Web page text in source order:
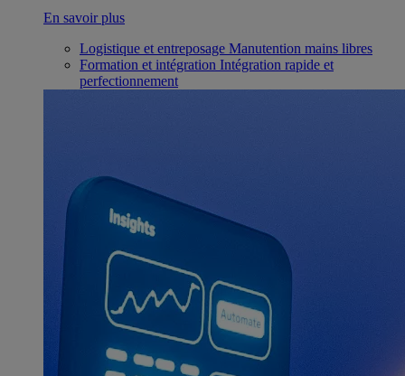
En savoir plus
Logistique et entreposage Manutention mains libres
Formation et intégration Intégration rapide et
perfectionnement